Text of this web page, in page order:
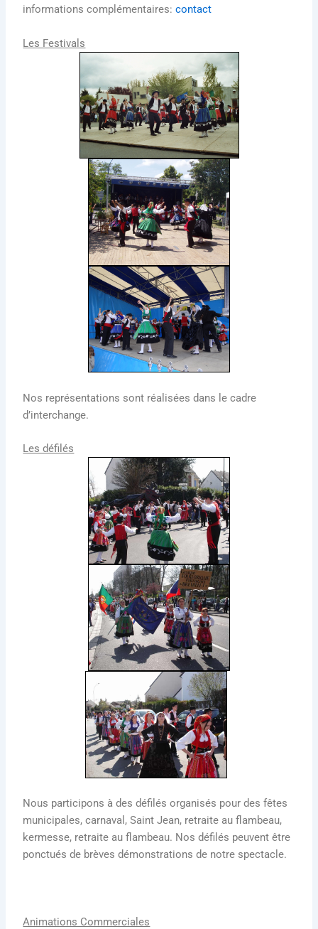
informations complémentaires:contact
Les Festivals
Nos représentations sont réalisées dans le cadre
d’interchange.
Les défilés
Nous participons à des défilés organisés pour des fêtes
municipales, carnaval, Saint Jean, retraite au flambeau,
kermesse, retraite au flambeau. Nos défilés peuvent être
ponctués de brèves démonstrations de notre spectacle.
Animations Commerciales